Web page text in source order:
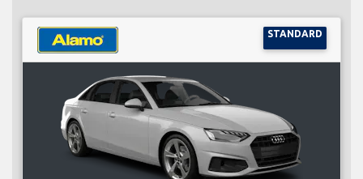
STANDARD